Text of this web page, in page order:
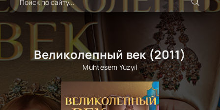
Великолепный век (2011)
Muhtesem Yüzyil